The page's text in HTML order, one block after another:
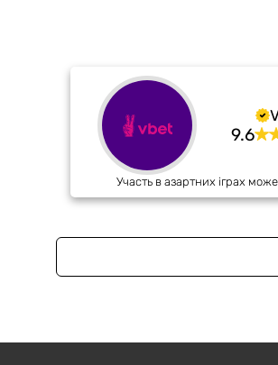
9.6
Участь в азартних іграх